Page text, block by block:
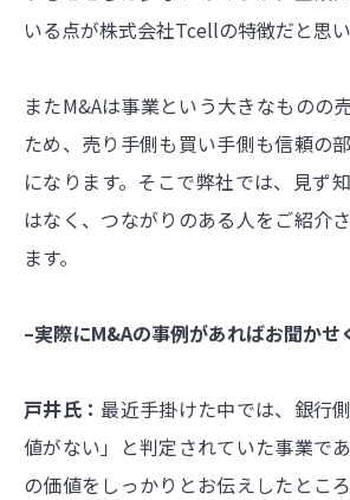
いる点が株式会社Tcellの特徴だと思い
またM&Aは事業という大きなものの
ため、売り手側も買い手側も信頼の
になります。そこで弊社では、見ず
はなく、つながりのある人をご紹介
ます。
–実際にM&Aの事例があればお聞かせ
戸井氏： 最近手掛けた中では、銀行
値がない」と判定されていた事業で
の価値をしっかりとお伝えしたとこ